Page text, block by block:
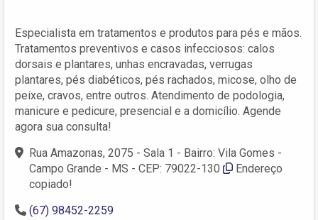
Especialista em tratamentos e produtos para pés e mãos.
Tratamentos preventivos e casos infecciosos: calos
dorsais e plantares, unhas encravadas, verrugas
plantares, pés diabéticos, pés rachados, micose, olho de
peixe, cravos, entre outros. Atendimento de podologia,
manicure e pedicure, presencial e a domicílio. Agende
agora sua consulta!
Rua Amazonas, 2075 - Sala 1 - Bairro: Vila Gomes -
Campo Grande - MS - CEP: 79022-130
Endereço
copiado!
(67) 98452-2259